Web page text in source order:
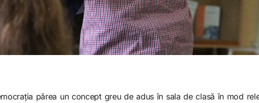
părea un concept greu de adus în sala de clasă în mod